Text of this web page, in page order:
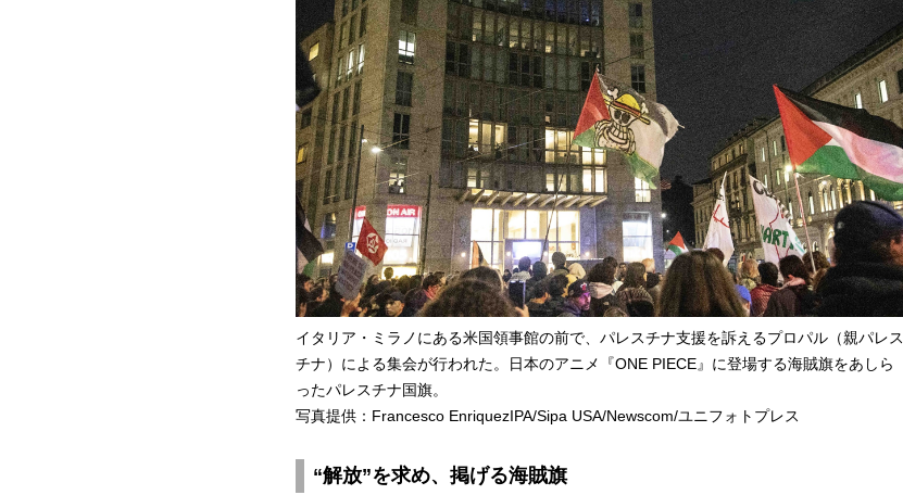
イタリア・ミラノにある米国領事館の前で、パレスチナ支援を訴えるプロパル（親パレス
チナ）による集会が行われた。日本のアニメ『ONE PIECE』に登場する海賊旗をあしら
ったパレスチナ国旗。
写真提供：Francesco EnriquezIPA/Sipa USA/Newscom/ユニフォトプレス
“解放”を求め、掲げる海賊旗